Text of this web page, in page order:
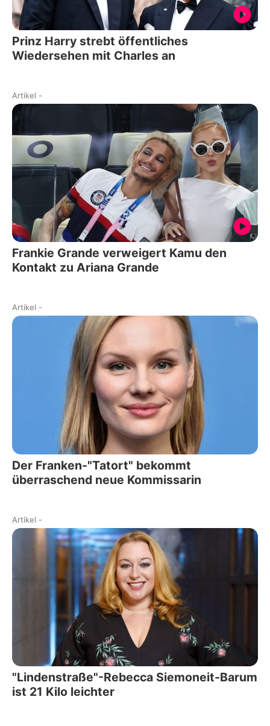
Prinz Harry strebt öffentliches
Wiedersehen mit Charles an
Artikel -
Frankie Grande verweigert Kamu den
Kontakt zu Ariana Grande
Artikel -
Der Franken-"Tatort" bekommt
überraschend neue Kommissarin
Artikel -
"Lindenstraße"-Rebecca Siemoneit-Barum
ist 21 Kilo leichter